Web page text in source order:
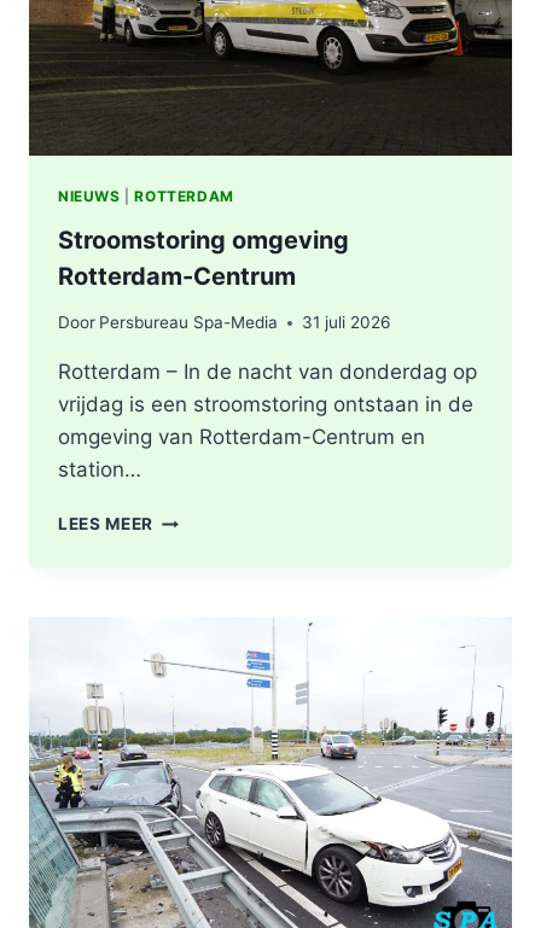
NIEUWS |ROTTERDAM
Stroomstoring omgeving
Rotterdam-Centrum
Door Persbureau Spa-Media 31 juli 2026
Rotterdam – In de nacht van donderdag op
vrijdag is een stroomstoring ontstaan in de
omgeving van Rotterdam-Centrum en
station…
LEES MEER STROOMSTORING